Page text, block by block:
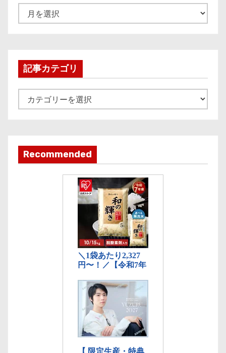
r
v
記事カテゴリ
事
ゴ
リ
Recommended